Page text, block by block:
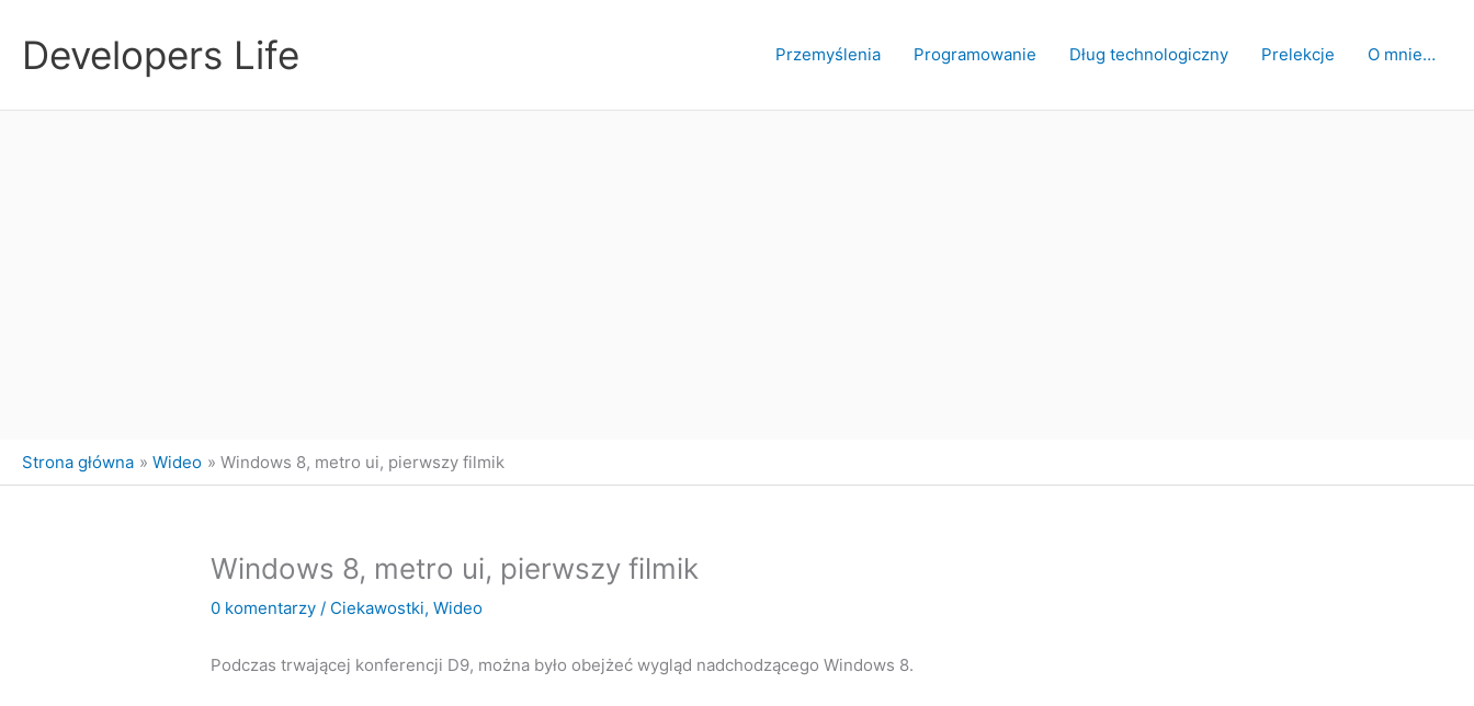
treściDevelopers Life Przemyślenia Programowanie Dług technologiczny Prelekcje O mnie…
Strona główna Wideo Windows 8, metro ui, pierwszy filmik
Windows 8, metro ui, pierwszy filmik
0 komentarzy / Ciekawostki, Wideo
Podczas trwającej konferencji D9, można było obejżeć wygląd nadchodzącego Windows 8.